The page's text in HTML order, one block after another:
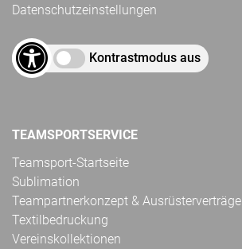
Datenschutzeinstellungen
Kontrastmodus aus
TEAMSPORTSERVICE
Teamsport-Startseite
Sublimation
Teampartnerkonzept & Ausrüsterverträge
Textilbedruckung
Vereinskollektionen